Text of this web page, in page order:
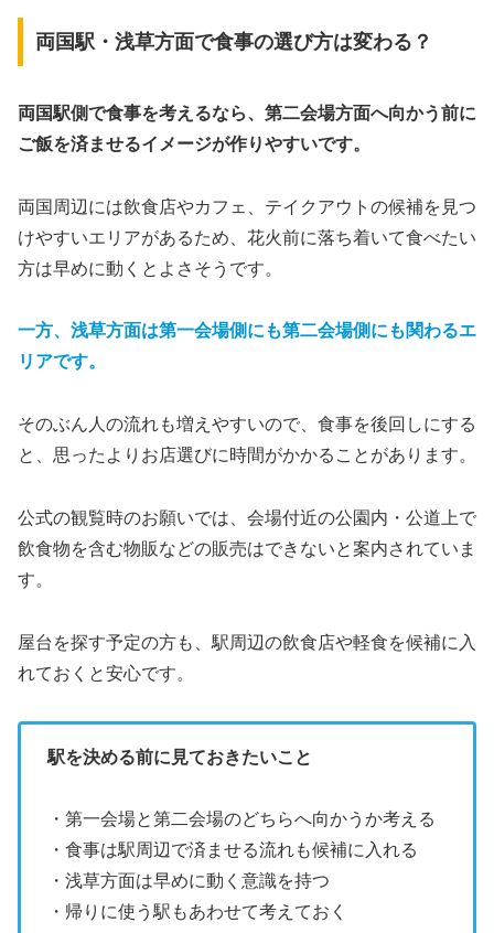
両国駅・浅草方面で食事の選び方は変わる？
両国駅側で食事を考えるなら、第二会場方面へ向かう前に
ご飯を済ませるイメージが作りやすいです。
両国周辺には飲食店やカフェ、テイクアウトの候補を見つ
けやすいエリアがあるため、花火前に落ち着いて食べたい
方は早めに動くとよさそうです。
一方、浅草方面は第一会場側にも第二会場側にも関わるエ
リアです。
そのぶん人の流れも増えやすいので、食事を後回しにする
と、思ったよりお店選びに時間がかかることがあります。
公式の観覧時のお願いでは、会場付近の公園内・公道上で
飲食物を含む物販などの販売はできないと案内されていま
す。
屋台を探す予定の方も、駅周辺の飲食店や軽食を候補に入
れておくと安心です。
駅を決める前に見ておきたいこと
・第一会場と第二会場のどちらへ向かうか考える
・食事は駅周辺で済ませる流れも候補に入れる
・浅草方面は早めに動く意識を持つ
・帰りに使う駅もあわせて考えておく